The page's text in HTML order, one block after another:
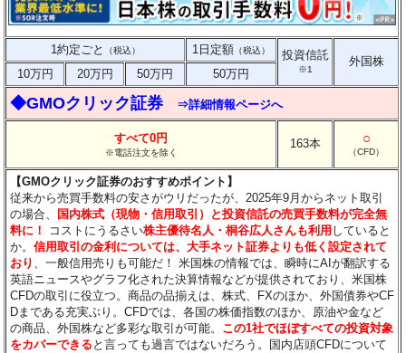
1約定ごと （税込） 1日定額 （税込） 投資信託
※1
外国株
10万円
20万円 50万円 50万円
◆GMOクリック証券 ⇒詳細情報ページへ
すべて0円
※電話注文を除く
163本 ○
（CFD）
【GMOクリック証券のおすすめポイント】
従来から売買手数料の安さがウリだったが、2025年9月からネット取引
の場合、
国内株式（現物・信用取引）と投資信託の売買手数料が完全無
料に！
コストにうるさい株主優待名人・桐谷広人さんも利用 していると
か。信用取引の金利については、大手ネット証券よりも低く設定されて
おり 、一般信用売りも可能だ！ 米国株の情報では、瞬時にAIが翻訳する
英語ニュースやグラフ化された決算情報などが提供されており、米国株
CFDの取引に役立つ。商品の品揃えは、株式、FXのほか、外国債券やCF
Dまである充実ぶり。CFDでは、各国の株価指数のほか、原油や金など
の商品、外国株など多彩な取引が可能。 この1社でほぼすべての投資対象
をカバーできる と言っても過言ではないだろう。国内店頭CFDについて